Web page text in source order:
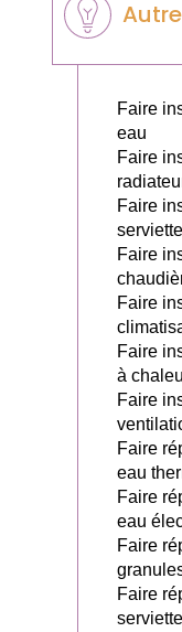
Faire
eau
Faire
Faire
Faire
Faire
Faire
à
Faire
Faire
eau
Faire
eau
Faire
Faire